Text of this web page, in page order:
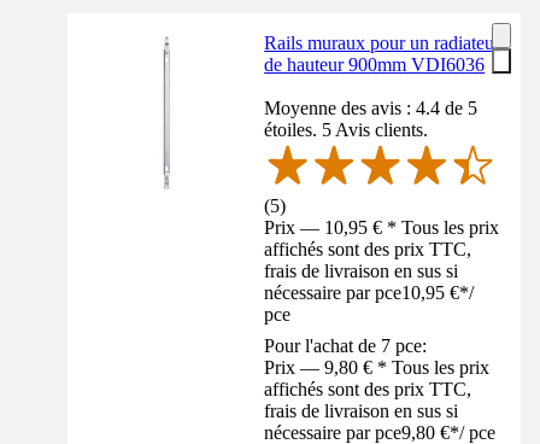
Rails muraux pour un radiateur
de hauteur 900mm VDI6036
Moyenne des avis : 4.4 de 5
étoiles. 5 Avis clients.
(5)
Prix — 10,95 € * Tous les prix
affichés sont des prix TTC,
frais de livraison en sus si
nécessaire par pce10,95 €*/
pce
Pour l'achat de 7 pce:
Prix — 9,80 € * Tous les prix
affichés sont des prix TTC,
frais de livraison en sus si
nécessaire par pce9,80 €*/ pce